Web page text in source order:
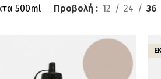
500ml Προβολή 12 24 36